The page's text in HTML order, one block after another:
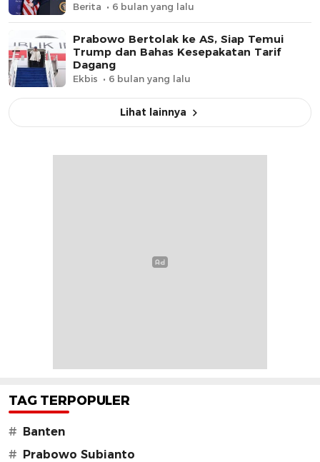
Berita 6 bulan yang lalu
Prabowo Bertolak ke AS, Siap Temui
Trump dan Bahas Kesepakatan Tarif
Dagang
Ekbis 6 bulan yang lalu
Lihat lainnya
TAG TERPOPULER
# Banten
# Prabowo Subianto